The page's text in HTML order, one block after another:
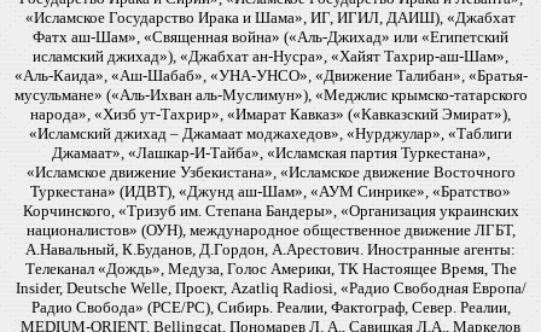
«Исламское Государство Ирака и Шама», ИГ, ИГИЛ, ДАИШ), «Джабхат
Фатх аш-Шам», «Священная война» («Аль-Джихад» или «Египетский
исламский джихад»), «Джабхат ан-Нусра», «Хайят Тахрир-аш-Шам»,
«Аль-Каида», «Аш-Шабаб», «УНА-УНСО», «Движение Талибан», «Братья-
мусульмане» («Аль-Ихван аль-Муслимун»), «Меджлис крымско-татарского
народа», «Хизб ут-Тахрир», «Имарат Кавказ» («Кавказский Эмират»),
«Исламский джихад – Джамаат моджахедов», «Нурджулар», «Таблиги
Джамаат», «Лашкар-И-Тайба», «Исламская партия Туркестана»,
«Исламское движение Узбекистана», «Исламское движение Восточного
Туркестана» (ИДВТ), «Джунд аш-Шам», «АУМ Синрике», «Братство»
Корчинского, «Тризуб им. Степана Бандеры», «Организация украинских
националистов» (ОУН), международное общественное движение ЛГБТ,
А.Навальный, К.Буданов, Д.Гордон, А.Арестович. Иностранные агенты:
Телеканал «Дождь», Медуза, Голос Америки, ТК Настоящее Время, The
Insider, Deutsche Welle, Проект, Azatliq Radiosi, «Радио Свободная Европа/
Радио Свобода» (PCE/PC), Сибирь. Реалии, Фактограф, Север. Реалии,
MEDIUM-ORIENT, Bellingcat, Пономарев Л. А., Савицкая Л.А., Маркелов